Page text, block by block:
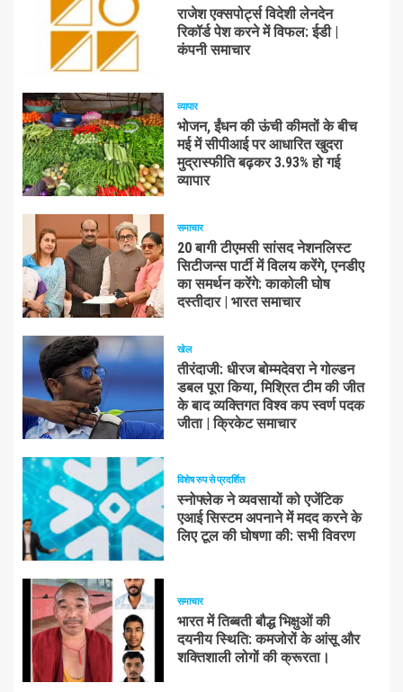
राजेश एक्सपोर्ट्स विदेशी लेनदेन
रिकॉर्ड पेश करने में विफल: ईडी |
कंपनी समाचार
व्यापार
भोजन, ईंधन की ऊंची कीमतों के बीच
मई में सीपीआई पर आधारित खुदरा
मुद्रास्फीति बढ़कर 3.93% हो गई
व्यापार
समाचार
20 बागी टीएमसी सांसद नेशनलिस्ट
सिटीजन्स पार्टी में विलय करेंगे, एनडीए
का समर्थन करेंगे: काकोली घोष
दस्तीदार | भारत समाचार
खेल
तीरंदाजी: धीरज बोम्मदेवरा ने गोल्डन
डबल पूरा किया, मिश्रित टीम की जीत
के बाद व्यक्तिगत विश्व कप स्वर्ण पदक
जीता | क्रिकेट समाचार
विशेष रुप से प्रदर्शित
स्नोफ्लेक ने व्यवसायों को एजेंटिक
एआई सिस्टम अपनाने में मदद करने के
लिए टूल की घोषणा की: सभी विवरण
समाचार
भारत में तिब्बती बौद्ध भिक्षुओं की
दयनीय स्थिति: कमजोरों के आंसू और
शक्तिशाली लोगों की क्रूरता।